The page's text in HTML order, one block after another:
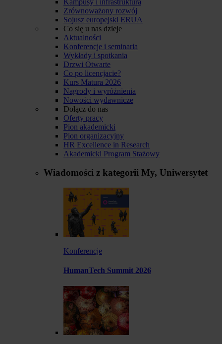
Zrównoważony rozwój
Sojusz europejski ERUA
Co się u nas dzieje
Aktualności
Konferencje i seminaria
Wykłady i spotkania
Drzwi Otwarte
Co po licencjacie?
Kurs Matura 2026
Nagrody i wyróżnienia
Nowości wydawnicze
Dołącz do nas
Oferty pracy
Pion akademicki
Pion organizacyjny
HR Excellence in Research
Akademicki Program Stażowy
Wiadomości z kategorii My, Uniwersytet
Konferencje
HumanTech Summit 2026